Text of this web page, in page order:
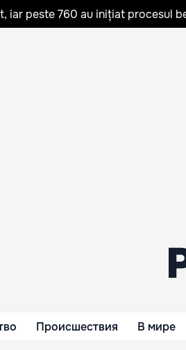
iar peste 760 au inițiat procesul
Происшествия В мире